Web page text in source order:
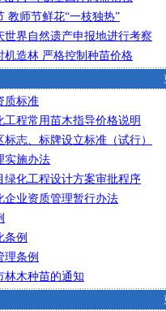
教师节鲜花“一枝独热”
世界自然遗产申报地进行考察
机造林 严格控制种苗价格
质标准
工程常用苗木指导价格说明
志、标牌设立标准（试行）
实施办法
绿化工程设计方案审批程序
企业资质管理暂行办法
条例
理条例
林木种苗的通知